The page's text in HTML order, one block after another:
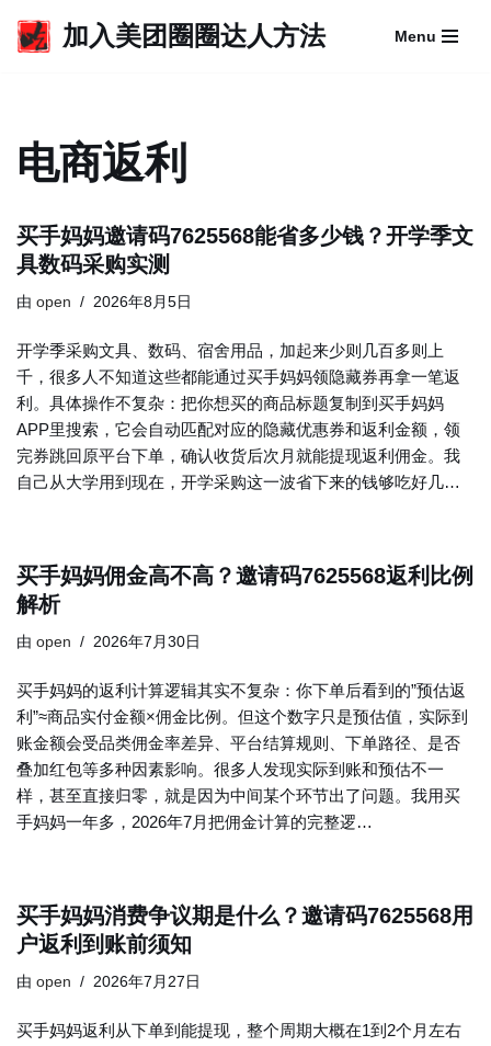
跳
加入美团圈圈达人方法 Menu
电商返利
买手妈妈邀请码7625568能省多少钱？开学季文
具数码采购实测
由 open 2026年8月5日
开学季采购文具、数码、宿舍用品，加起来少则几百多则上
千，很多人不知道这些都能通过买手妈妈领隐藏券再拿一笔返
利。具体操作不复杂：把你想买的商品标题复制到买手妈妈
APP里搜索，它会自动匹配对应的隐藏优惠券和返利金额，领
完券跳回原平台下单，确认收货后次月就能提现返利佣金。我
自己从大学用到现在，开学采购这一波省下来的钱够吃好几…
买手妈妈佣金高不高？邀请码7625568返利比例
解析
由 open 2026年7月30日
买手妈妈的返利计算逻辑其实不复杂：你下单后看到的”预估返
利”≈商品实付金额×佣金比例。但这个数字只是预估值，实际到
账金额会受品类佣金率差异、平台结算规则、下单路径、是否
叠加红包等多种因素影响。很多人发现实际到账和预估不一
样，甚至直接归零，就是因为中间某个环节出了问题。我用买
手妈妈一年多，2026年7月把佣金计算的完整逻…
买手妈妈消费争议期是什么？邀请码7625568用
户返利到账前须知
由 open 2026年7月27日
买手妈妈返利从下单到能提现，整个周期大概在1到2个月左右